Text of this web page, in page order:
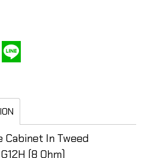
Cabinet In Tweed
(8 Ohm)